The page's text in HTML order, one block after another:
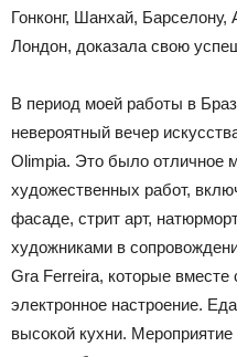
Гонконг, Шанхай,
Лондон, доказала свою
В период моей работы в
невероятный вечер
Olimpia. Это было отличное
художественных работ,
фасаде, стрит арт,
художниками в
Gra Ferreira, которые вместе
электронное настроение.
высокой кухни.